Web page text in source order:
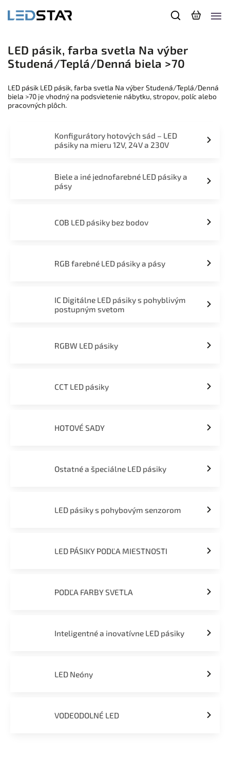
LED pásik, farba svetla Na výber
Studená/Teplá/Denná biela >70
LED pásik LED pásik, farba svetla Na výber Studená/Teplá/Denná
biela >70 je vhodný na podsvietenie nábytku, stropov, políc alebo
pracovných plôch.
Konfigurátory hotových sád – LED
pásiky na mieru 12V, 24V a 230V
Biele a iné jednofarebné LED pásiky a
pásy
COB LED pásiky bez bodov
RGB farebné LED pásiky a pásy
IC Digitálne LED pásiky s pohyblivým
postupným svetom
RGBW LED pásiky
CCT LED pásiky
HOTOVÉ SADY
Ostatné a špeciálne LED pásiky
LED pásiky s pohybovým senzorom
LED PÁSIKY PODĽA MIESTNOSTI
PODĽA FARBY SVETLA
Inteligentné a inovatívne LED pásiky
LED Neóny
VODEODOLNÉ LED